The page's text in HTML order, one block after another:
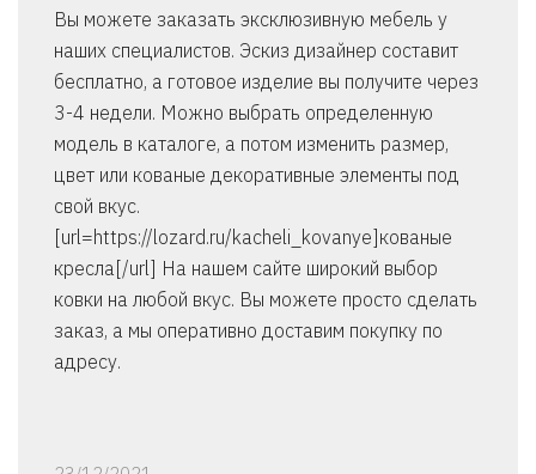
Вы можете заказать эксклюзивную мебель у
наших специалистов. Эскиз дизайнер составит
бесплатно, а готовое изделие вы получите через
3-4 недели. Можно выбрать определенную
модель в каталоге, а потом изменить размер,
цвет или кованые декоративные элементы под
свой вкус.
[url=https://lozard.ru/kacheli_kovanye]кованые
кресла[/url] На нашем сайте широкий выбор
ковки на любой вкус. Вы можете просто сделать
заказ, а мы оперативно доставим покупку по
адресу.